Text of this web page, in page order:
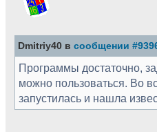
Dmitriy40 в сообщении
Программы достаточно,
можно пользоваться. Во
запустилась и нашла